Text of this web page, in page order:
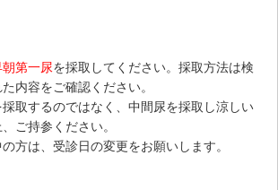
第一尿を採取してください。採取方法は検
内容をご確認ください。
採取するのではなく、中間尿を採取し涼しい
ご持参ください。
の方は、受診日の変更をお願いします。